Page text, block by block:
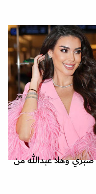
وهلا عبدالله من